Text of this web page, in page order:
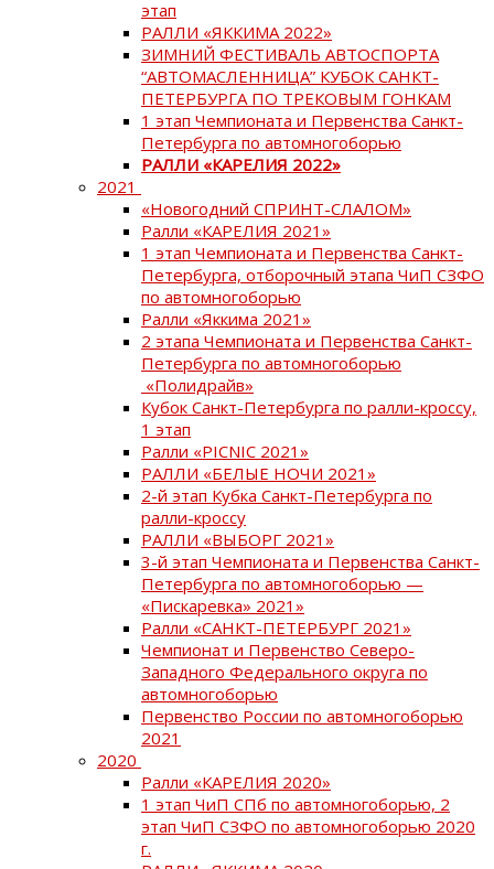
этап
РАЛЛИ «ЯККИМА 2022»
ЗИМНИЙ ФЕСТИВАЛЬ АВТОСПОРТА
“АВТОМАСЛЕННИЦА” КУБОК САНКТ-
ПЕТЕРБУРГА ПО ТРЕКОВЫМ ГОНКАМ
1 этап Чемпионата и Первенства Санкт-
Петербурга по автомногоборью
РАЛЛИ «КАРЕЛИЯ 2022»
2021
«Новогодний СПРИНТ-СЛАЛОМ»
Ралли «КАРЕЛИЯ 2021»
1 этап Чемпионата и Первенства Санкт-
Петербурга, отборочный этапа ЧиП СЗФО
по автомногоборью
Ралли «Яккима 2021»
2 этапа Чемпионата и Первенства Санкт-
Петербурга по автомногоборью
«Полидрайв»
Кубок Санкт-Петербурга по ралли-кроссу,
1 этап
Ралли «PICNIC 2021»
РАЛЛИ «БЕЛЫЕ НОЧИ 2021»
2-й этап Кубка Санкт-Петербурга по
ралли-кроссу
РАЛЛИ «ВЫБОРГ 2021»
3-й этап Чемпионата и Первенства Санкт-
Петербурга по автомногоборью —
«Пискаревка» 2021»
Ралли «САНКТ-ПЕТЕРБУРГ 2021»
Чемпионат и Первенство Северо-
Западного Федерального округа по
автомногоборью
Первенство России по автомногоборью
2021
2020
Ралли «КАРЕЛИЯ 2020»
1 этап ЧиП СПб по автомногоборью, 2
этап ЧиП СЗФО по автомногоборью 2020
г.